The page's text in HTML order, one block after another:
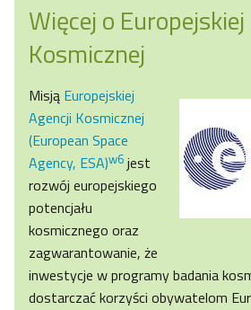
Więcej o
Kosmicznej
Misją Europejskiej
Agencji Kosmicznej
(European Space
Agency, ESA)w6 jest
rozwój europejskiego
potencjału
kosmicznego oraz
zagwarantowanie, że
inwestycje w programy badania
dostarczać korzyści obywatelom